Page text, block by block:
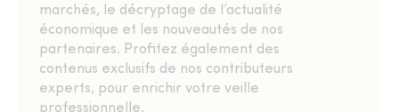
marchés, le décryptage de l’actualité
économique et les nouveautés de nos
partenaires. Profitez également des
contenus exclusifs de nos contributeurs
experts, pour enrichir votre veille
professionnelle.